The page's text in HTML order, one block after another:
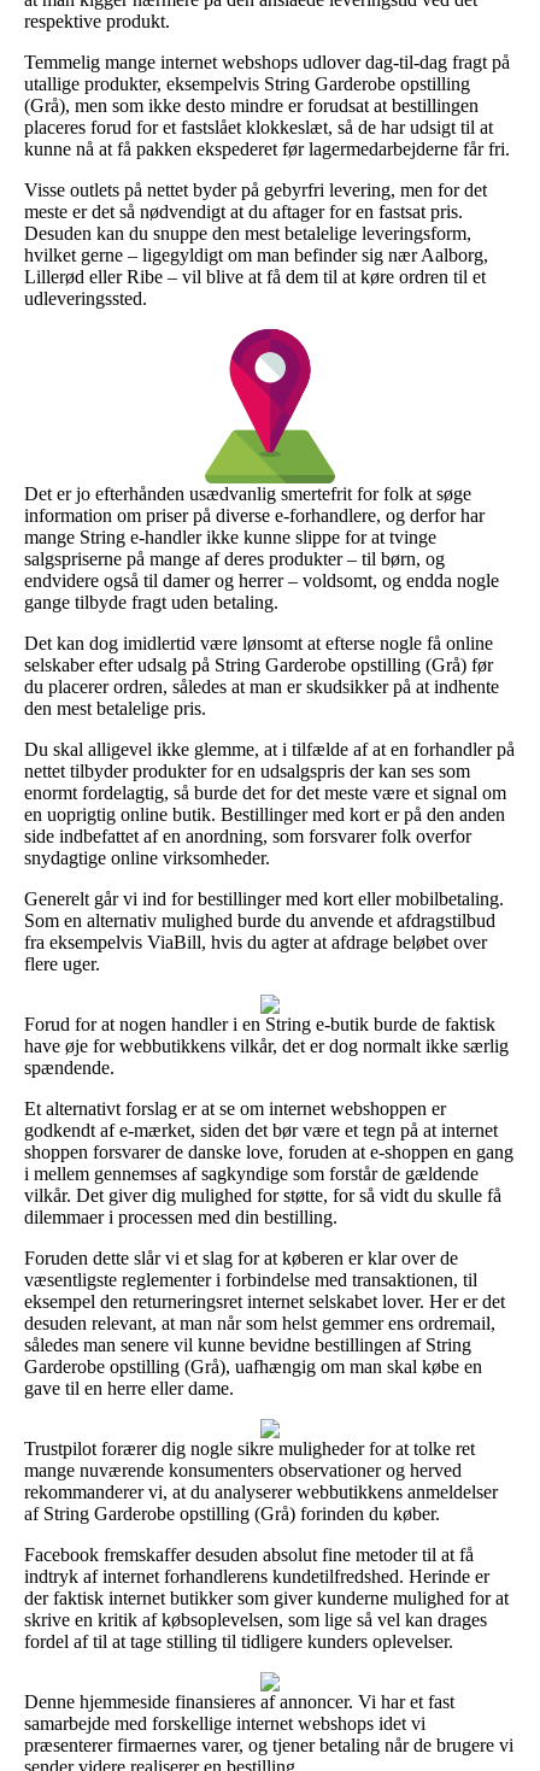
respektive produkt.
Temmelig mange internet webshops udlover dag-til-dag fragt på
utallige produkter, eksempelvis String Garderobe opstilling
(Grå), men som ikke desto mindre er forudsat at bestillingen
placeres forud for et fastslået klokkeslæt, så de har udsigt til at
kunne nå at få pakken ekspederet før lagermedarbejderne får fri.
Visse outlets på nettet byder på gebyrfri levering, men for det
meste er det så nødvendigt at du aftager for en fastsat pris.
Desuden kan du snuppe den mest betalelige leveringsform,
hvilket gerne – ligegyldigt om man befinder sig nær Aalborg,
Lillerød eller Ribe – vil blive at få dem til at køre ordren til et
udleveringssted.
Det er jo efterhånden usædvanlig smertefrit for folk at søge
information om priser på diverse e-forhandlere, og derfor har
mange String e-handler ikke kunne slippe for at tvinge
salgspriserne på mange af deres produkter – til børn, og
endvidere også til damer og herrer – voldsomt, og endda nogle
gange tilbyde fragt uden betaling.
Det kan dog imidlertid være lønsomt at efterse nogle få online
selskaber efter udsalg på String Garderobe opstilling (Grå) før
du placerer ordren, således at man er skudsikker på at indhente
den mest betalelige pris.
Du skal alligevel ikke glemme, at i tilfælde af at en forhandler på
nettet tilbyder produkter for en udsalgspris der kan ses som
enormt fordelagtig, så burde det for det meste være et signal om
en uoprigtig online butik. Bestillinger med kort er på den anden
side indbefattet af en anordning, som forsvarer folk overfor
snydagtige online virksomheder.
Generelt går vi ind for bestillinger med kort eller mobilbetaling.
Som en alternativ mulighed burde du anvende et afdragstilbud
fra eksempelvis ViaBill, hvis du agter at afdrage beløbet over
flere uger.
Forud for at nogen handler i en String e-butik burde de faktisk
have øje for webbutikkens vilkår, det er dog normalt ikke særlig
spændende.
Et alternativt forslag er at se om internet webshoppen er
godkendt af e-mærket, siden det bør være et tegn på at internet
shoppen forsvarer de danske love, foruden at e-shoppen en gang
i mellem gennemses af sagkyndige som forstår de gældende
vilkår. Det giver dig mulighed for støtte, for så vidt du skulle få
dilemmaer i processen med din bestilling.
Foruden dette slår vi et slag for at køberen er klar over de
væsentligste reglementer i forbindelse med transaktionen, til
eksempel den returneringsret internet selskabet lover. Her er det
desuden relevant, at man når som helst gemmer ens ordremail,
således man senere vil kunne bevidne bestillingen af String
Garderobe opstilling (Grå), uafhængig om man skal købe en
gave til en herre eller dame.
Trustpilot forærer dig nogle sikre muligheder for at tolke ret
mange nuværende konsumenters observationer og herved
rekommanderer vi, at du analyserer webbutikkens anmeldelser
af String Garderobe opstilling (Grå) forinden du køber.
Facebook fremskaffer desuden absolut fine metoder til at få
indtryk af internet forhandlerens kundetilfredshed. Herinde er
der faktisk internet butikker som giver kunderne mulighed for at
skrive en kritik af købsoplevelsen, som lige så vel kan drages
fordel af til at tage stilling til tidligere kunders oplevelser.
Denne hjemmeside finansieres af annoncer. Vi har et fast
samarbejde med forskellige internet webshops idet vi
præsenterer firmaernes varer, og tjener betaling når de brugere vi
sender videre realiserer en bestilling.